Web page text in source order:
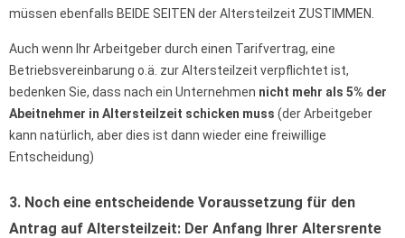
müssen ebenfalls BEIDE SEITEN der Altersteilzeit ZUSTIMMEN.
Auch wenn Ihr Arbeitgeber durch einen Tarifvertrag, eine
Betriebsvereinbarung o.ä. zur Altersteilzeit verpflichtet ist,
bedenken Sie, dass nach ein Unternehmen nicht mehr als 5% der
Abeitnehmer in Altersteilzeit schicken muss (der Arbeitgeber
kann natürlich, aber dies ist dann wieder eine freiwillige
Entscheidung)
3. Noch eine entscheidende Voraussetzung für den
Antrag auf Altersteilzeit: Der Anfang Ihrer Altersrente